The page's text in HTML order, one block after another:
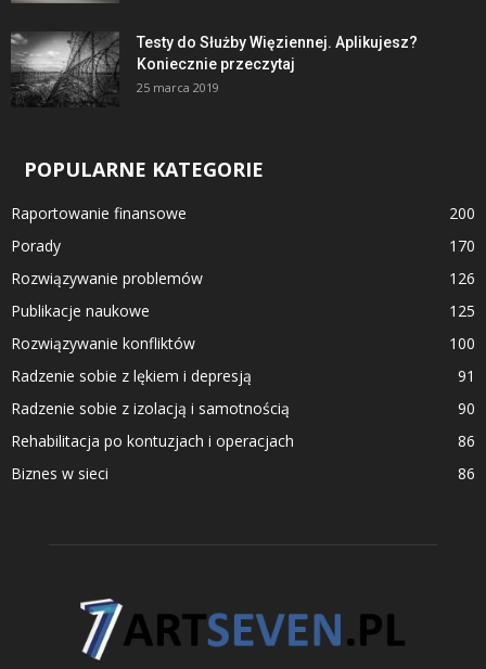
Testy do Służby Więziennej. Aplikujesz?
Koniecznie przeczytaj
25 marca 2019
POPULARNE KATEGORIE
Raportowanie finansowe
200
Porady
170
Rozwiązywanie problemów
126
Publikacje naukowe
125
Rozwiązywanie konfliktów
100
Radzenie sobie z lękiem i depresją
91
Radzenie sobie z izolacją i samotnością
90
Rehabilitacja po kontuzjach i operacjach
86
Biznes w sieci
86